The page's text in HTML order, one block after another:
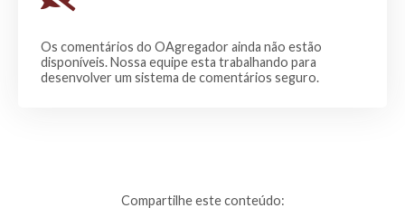
Os comentários do OAgregador ainda não estão
disponíveis. Nossa equipe esta trabalhando para
desenvolver um sistema de comentários seguro.
Compartilhe este conteúdo: